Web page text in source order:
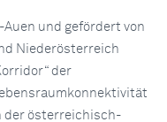
und gefördert von
Niederösterreich
der
der österreichisch-